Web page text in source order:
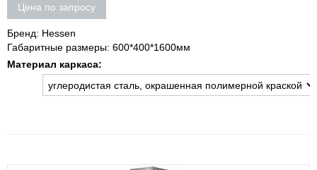
Цена по запросу
Бренд: Hessen
Габаритные размеры: 600*400*1600мм
Материал каркаса: